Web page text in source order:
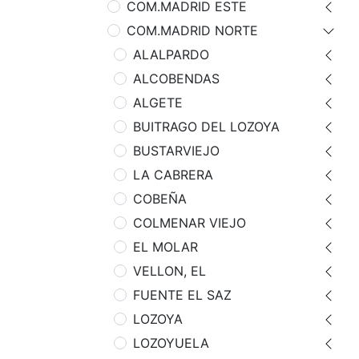
COM.MADRID ESTE
COM.MADRID NORTE
ALALPARDO
ALCOBENDAS
ALGETE
BUITRAGO DEL LOZOYA
BUSTARVIEJO
LA CABRERA
COBEÑA
COLMENAR VIEJO
EL MOLAR
VELLON, EL
FUENTE EL SAZ
LOZOYA
LOZOYUELA